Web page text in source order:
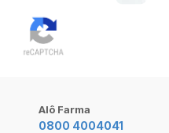
Alô Farma
0800 4004041